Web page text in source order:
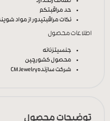
حد مراقبتکم
نکات مراقبتیدور از مواد
اطلاعات محصول
جنسیتزنانه
محصول کشورچین
شرکت سازندهCM Jewelry